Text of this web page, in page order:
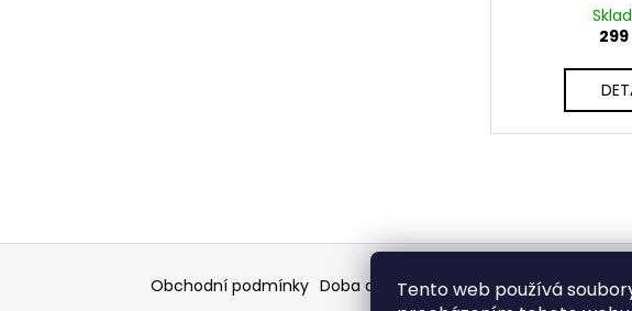
Tento web používá
Obchodní podmínky Doba dodáni Formulář pro vrátení -